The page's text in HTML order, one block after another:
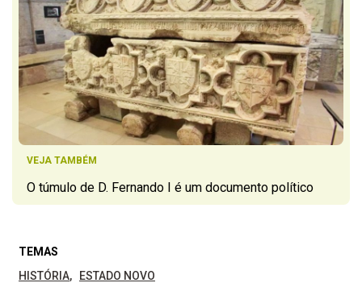
VEJA TAMBÉM
O túmulo de D. Fernando I é um documento político
TEMAS
HISTÓRIA
ESTADO NOVO